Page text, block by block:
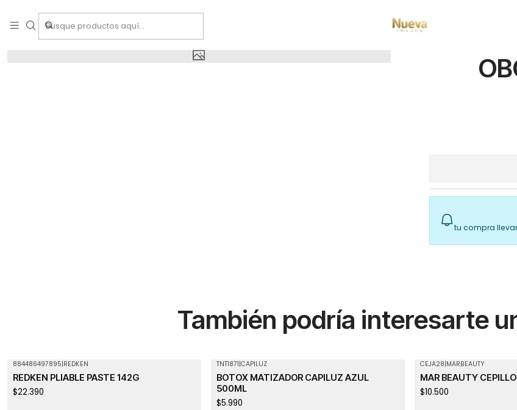
tu compra
También podría interesarte
884486497895|REDKEN
REDKEN PLIABLE PASTE 142G
$22.390
TNT1871|CAPILUZ
BOTOX MATIZADOR CAPILUZ AZUL
500ML
$5.990
CEJA28|MARBEAUTY
MAR BEAUTY
$10.500